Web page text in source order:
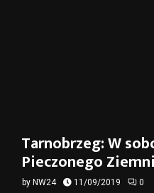
Tarnobrzeg: W
Pieczonego
by NW24 11/09/2019 0